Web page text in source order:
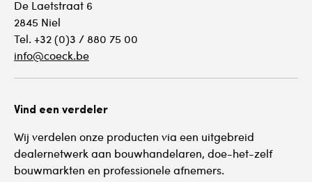
De Laetstraat 6
2845 Niel
Tel. +32 (0)3 / 880 75 00
info@coeck.be
Vind een verdeler
Wij verdelen onze producten via een uitgebreid
dealernetwerk aan bouwhandelaren, doe-het-zelf
bouwmarkten en professionele afnemers.